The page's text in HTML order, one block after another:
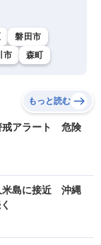
磐田市
市 森町
もっと読む
戒アラート 危険
米島に接近 沖縄